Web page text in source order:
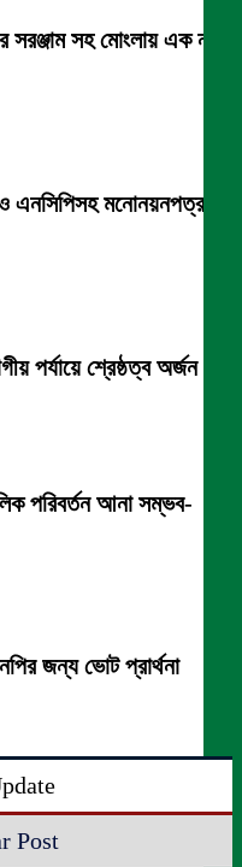
সহ মোংলায় এক নারী
ও এনসিপিসহ মনোনয়নপত্র
পর্যায়ে শ্রেষ্ঠত্ব অর্জন।
পরিবর্তন আনা সম্ভব-
জন্য ভোট প্রার্থনা
Post